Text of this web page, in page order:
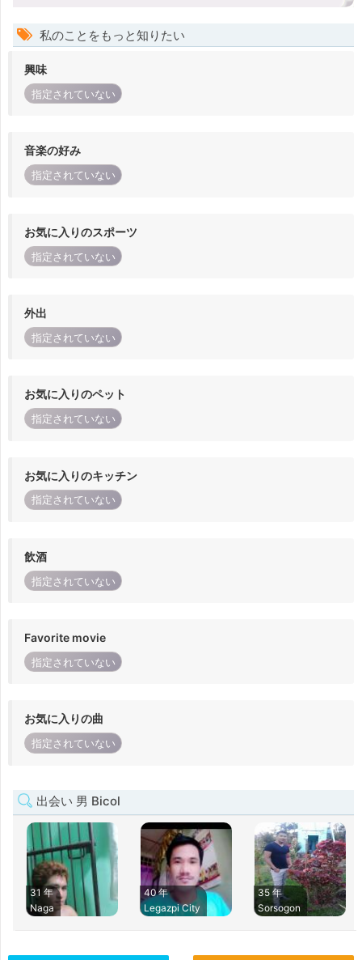
私のことをもっと知りたい
興味
指定されていない
音楽の好み
指定されていない
お気に入りのスポーツ
指定されていない
外出
指定されていない
お気に入りのペット
指定されていない
お気に入りのキッチン
指定されていない
飲酒
指定されていない
Favorite movie
指定されていない
お気に入りの曲
指定されていない
出会い 男 Bicol
31 年
Naga
40 年
Legazpi City
35 年
Sorsogon